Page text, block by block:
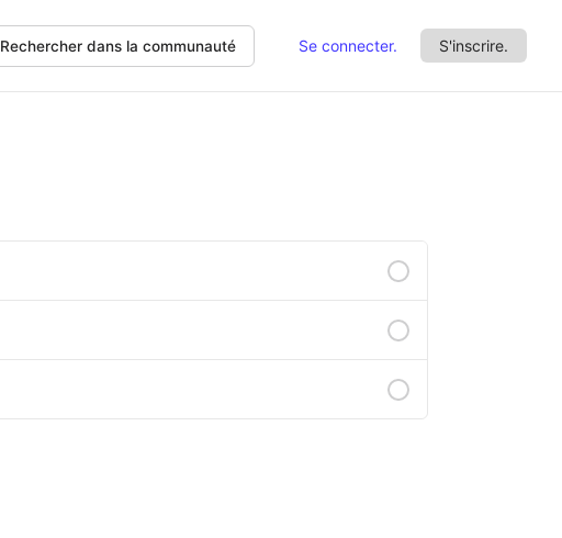
Rechercher dans la communauté Se connecter. S'inscrire.